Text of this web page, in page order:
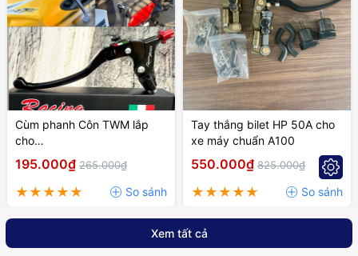
Cùm phanh Côn TWM lắp
cho
EXCITER,WINNER,SONIC,
RAIDER,..
195.000₫ 265.000₫
Tay thắng bilet HP 50A cho
xe máy chuẩn A100
550.000₫ 825.000₫
Xem tất cả